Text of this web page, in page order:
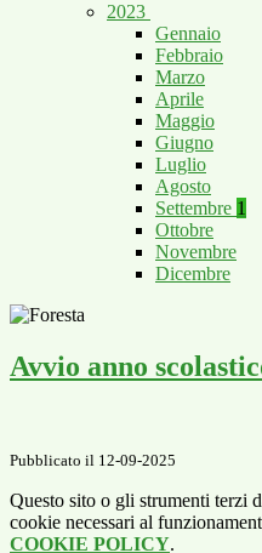
2023
Gennaio
Febbraio
Marzo
Aprile
Maggio
Giugno
Luglio
Agosto
Settembre 1
Ottobre
Novembre
Dicembre
Avvio anno
Pubblicato il 12-09-2025
Questo sito o gli strumenti terzi
cookie necessari al
COOKIE POLICY.